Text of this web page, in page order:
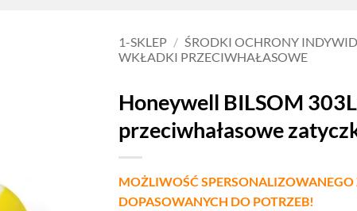
1-SKLEP / ŚRODKI OCHRONY
WKŁADKI PRZECIWHAŁASOWE
Honeywell BILSOM
przeciwhałasowe
MOŻLIWOŚĆ
DOPASOWANYCH DO POTRZEB!